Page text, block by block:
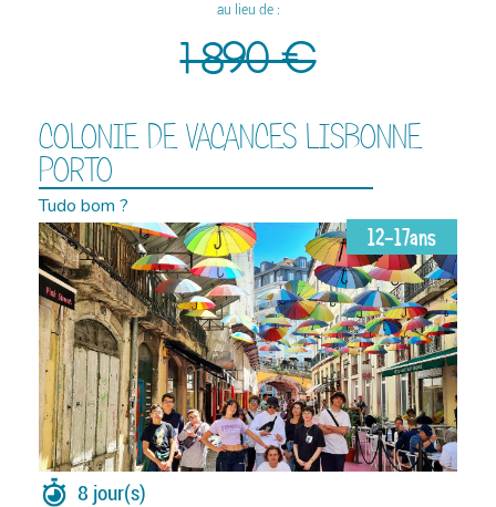
au lieu de :
1 890 €
COLONIE DE VACANCES LISBONNE
PORTO
Tudo bom ?
12-17ans
8 jour(s)